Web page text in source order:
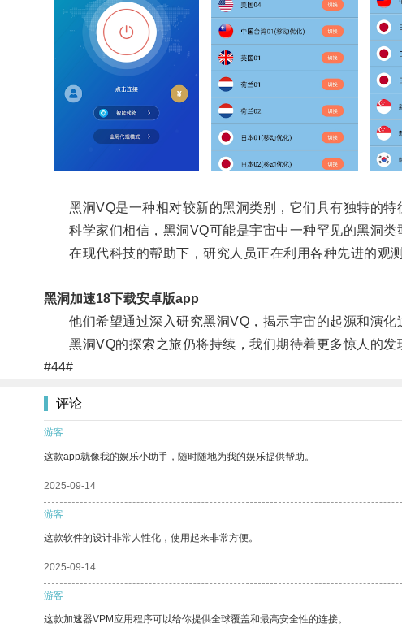
黑洞VQ是一种相对较新的黑洞类别，它们具有独特的特
科学家们相信，黑洞VQ可能是宇宙中一种罕见的黑洞类
在现代科技的帮助下，研究人员正在利用各种先进的观测
黑洞加速18下载安卓版app
他们希望通过深入研究黑洞VQ，揭示宇宙的起源和演化
黑洞VQ的探索之旅仍将持续，我们期待着更多惊人的发
#44#
评论
游客
这款app就像我的娱乐小助手，随时随地为我的娱乐提供帮助。
2025-09-14
游客
这款软件的设计非常人性化，使用起来非常方便。
2025-09-14
游客
这款加速器VPM应用程序可以给你提供全球覆盖和最高安全性的连接。